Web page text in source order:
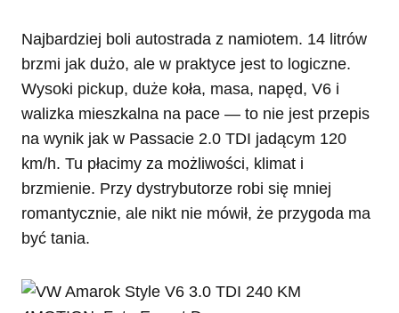
Najbardziej boli autostrada z namiotem. 14 litrów
brzmi jak dużo, ale w praktyce jest to logiczne.
Wysoki pickup, duże koła, masa, napęd, V6 i
walizka mieszkalna na pace — to nie jest przepis
na wynik jak w Passacie 2.0 TDI jadącym 120
km/h. Tu płacimy za możliwości, klimat i
brzmienie. Przy dystrybutorze robi się mniej
romantycznie, ale nikt nie mówił, że przygoda ma
być tania.